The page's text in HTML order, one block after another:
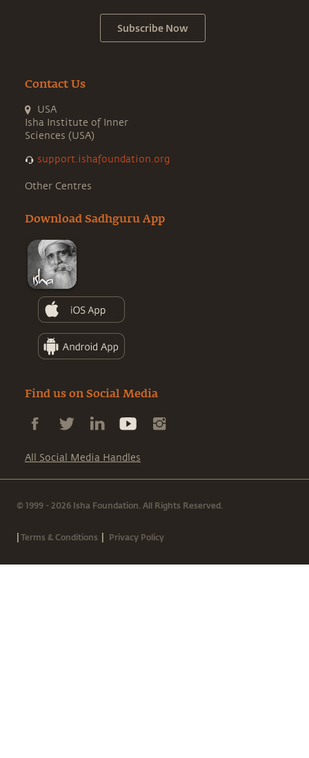
Subscribe Now
Contact Us
USA
Isha Institute of Inner
Sciences (USA)
support.ishafoundation.org
Other Centres
Download Sadhguru App
Find us on Social Media
All Social Media Handles
© 1999 - 2026 Isha Foundation. All Rights Reserved.
|Terms & Conditions | Privacy Policy